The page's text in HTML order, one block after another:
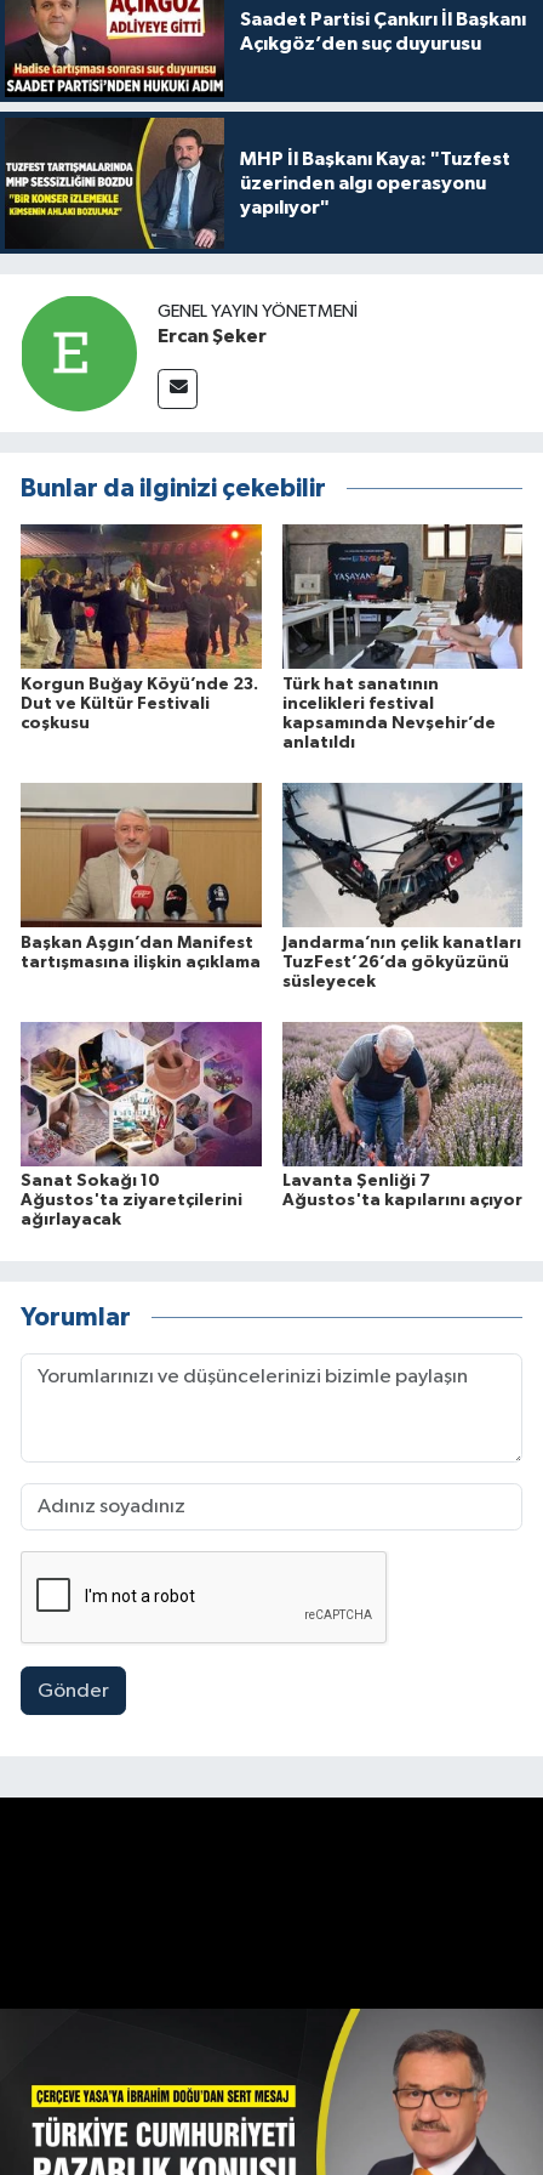
Saadet Partisi Çankırı İl Başkanı
Açıkgöz’den suç duyurusu
MHP İl Başkanı Kaya: "Tuzfest
üzerinden algı operasyonu
yapılıyor"
GENEL YAYIN YÖNETMENI
Ercan Şeker
Bunlar da ilginizi çekebilir
Korgun Buğay Köyü’nde 23.
Dut ve Kültür Festivali
coşkusu
Türk hat sanatının
incelikleri festival
kapsamında Nevşehir’de
anlatıldı
Başkan Aşgın’dan Manifest
tartışmasına ilişkin açıklama
Jandarma’nın çelik kanatları
TuzFest’26’da gökyüzünü
süsleyecek
Sanat Sokağı 10
Ağustos'ta ziyaretçilerini
ağırlayacak
Lavanta Şenliği 7
Ağustos'ta kapılarını açıyor
Yorumlar
Gönder